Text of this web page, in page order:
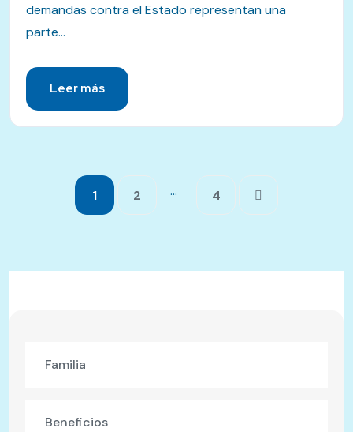
demandas contra el Estado representan una
parte...
Leer más
1 2 … 4
Familia
Beneficios